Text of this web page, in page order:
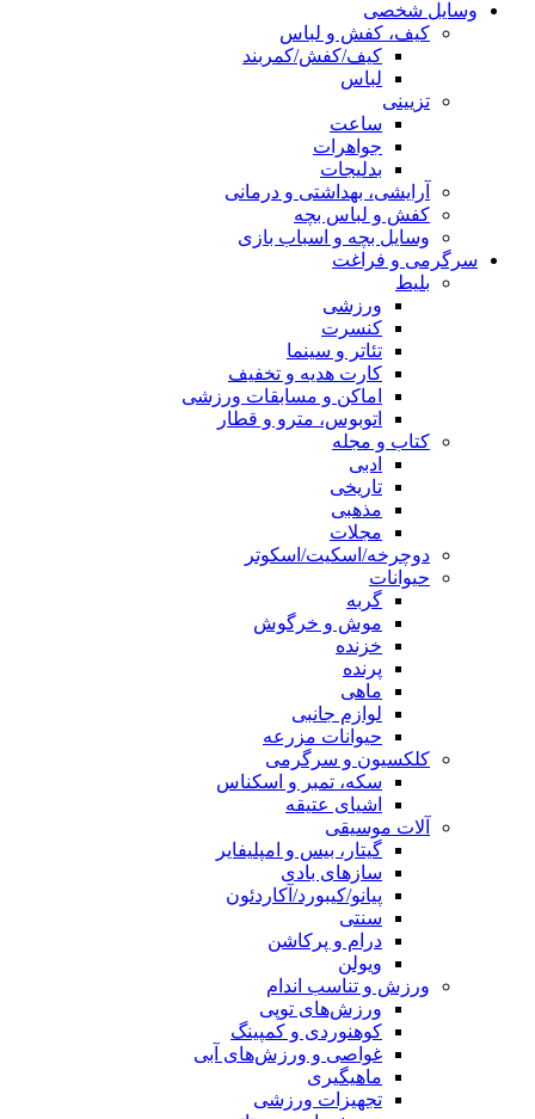
وسایل شخصی
کیف، کفش و لباس
کیف/کفش/کمربند
لباس
تزیینی
ساعت
جواهرات
بدلیجات
آرایشی، بهداشتی و درمانی
کفش و لباس بچه
وسایل بچه و اسباب بازی
سرگرمی و فراغت
بلیط
ورزشی
کنسرت
تئاتر و سینما
کارت هدیه و تخفیف
اماکن و مسابقات ورزشی
اتوبوس، مترو و قطار
کتاب و مجله
ادبی
تاریخی
مذهبی
مجلات
دوچرخه/اسکیت/اسکوتر
حیوانات
گربه
موش و خرگوش
خزنده
پرنده
ماهی
لوازم جانبی
حیوانات مزرعه
کلکسیون و سرگرمی
سکه، تمبر و اسکناس
اشیای عتیقه
آلات موسیقی
گیتار، بیس و امپلیفایر
سازهای بادی
پیانو/کیبورد/آکاردئون
سنتی
درام و پرکاشن
ویولن
ورزش و تناسب اندام
ورزش‌های توپی
کوهنوردی و کمپینگ
غواصی و ورزش‌های آبی
ماهیگیری
تجهیزات ورزشی